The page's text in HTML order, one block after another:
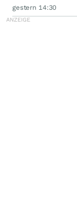
gestern 14:30